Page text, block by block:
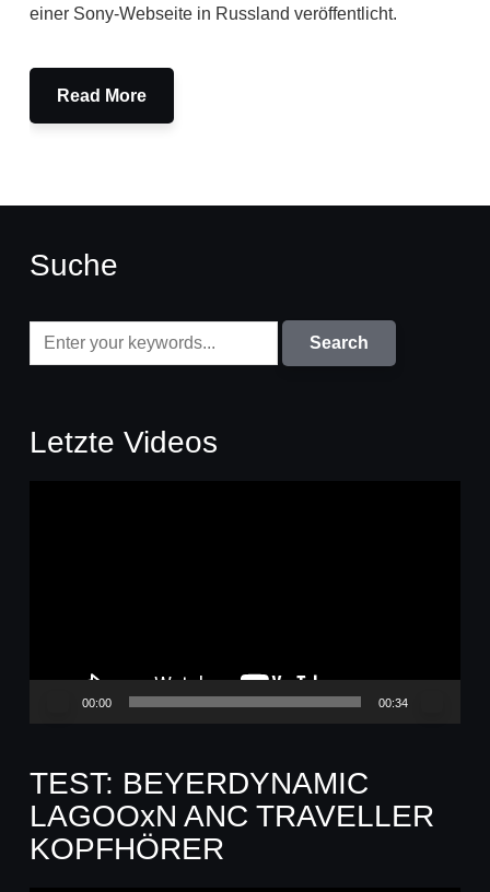
einer Sony-Webseite in Russland veröffentlicht.
Read More
Suche
Letzte Videos
00:00 00:34
TEST: BEYERDYNAMIC
LAGOOxN ANC TRAVELLER
KOPFHÖRER